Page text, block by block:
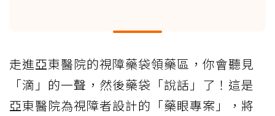
走進亞東醫院的視障藥袋領藥區，你會聽見
「滴」的一聲，然後藥袋「說話」了！這是
亞東醫院為視障者設計的「藥眼專案」，將